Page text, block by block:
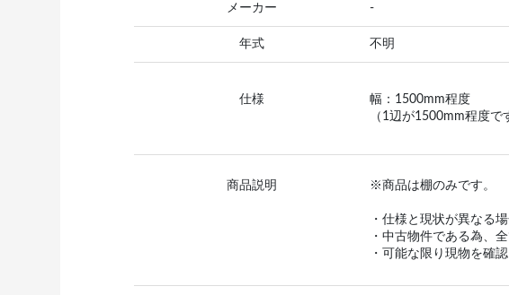
メーカー -
年式 不明
仕様
幅：1500mm程度
（1辺が1500mm程度で
商品説明 ※商品は棚のみです。
・仕様と現状が異なる
・中古物件である為、
・可能な限り現物を確